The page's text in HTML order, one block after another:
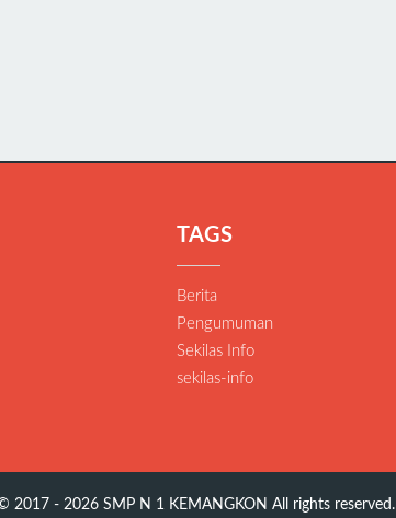
TAGS
Berita
Pengumuman
Sekilas Info
sekilas-info
2017 - 2026SMP N 1 KEMANGKON All rights reserved.